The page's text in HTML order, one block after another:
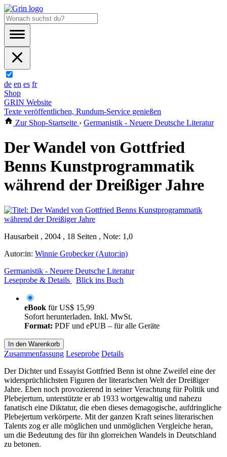
de en es fr
Shop
GRIN Website
Texte veröffentlichen, Rundum-Service genießen
Zur Shop-Startseite › Germanistik - Neuere Deutsche Literatur
Der Wandel von Gottfried
Benns Kunstprogrammatik
während der Dreißiger Jahre
Hausarbeit , 2004 , 18 Seiten , Note: 1,0
Autor:in: Winnie Grobecker (Autor:in)
Germanistik - Neuere Deutsche Literatur
Leseprobe & Details
Blick ins Buch
eBook fürUS$ 15,99
Sofort herunterladen. Inkl. MwSt.
Format: PDF und ePUB – für alle Geräte
In den Warenkorb
Zusammenfassung Leseprobe Details
Der Dichter und Essayist Gottfried Benn ist ohne Zweifel eine der
widersprüchlichsten Figuren der literarischen Welt der Dreißiger
Jahre. Eben noch provozierend in seiner Verachtung für Politik und
Plebejertum, unterstützte er ab 1933 wortgewaltig und nahezu
fanatisch eine Diktatur, die eben dieses demagogische, aufdringliche
Plebejertum verkörperte. Mit der ganzen Kraft seines literarischen
Talents zog er alle möglichen und unmöglichen Vergleiche heran,
um die Bedeutung des für ihn glorreichen Wandels in Deutschland
zu betonen.